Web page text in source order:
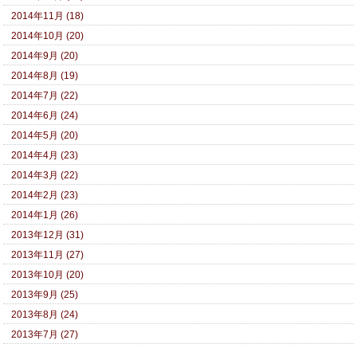
2014年11月 (18)
2014年10月 (20)
2014年9月 (20)
2014年8月 (19)
2014年7月 (22)
2014年6月 (24)
2014年5月 (20)
2014年4月 (23)
2014年3月 (22)
2014年2月 (23)
2014年1月 (26)
2013年12月 (31)
2013年11月 (27)
2013年10月 (20)
2013年9月 (25)
2013年8月 (24)
2013年7月 (27)